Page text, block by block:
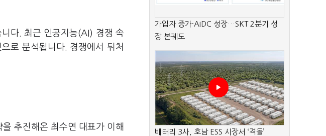
다. 최근 인공지능(AI) 경쟁 속
로 분석됩니다. 경쟁에서 뒤처
추진해온 최수연 대표가 이해
가입자 증가·AIDC 성장…SKT 2분기 성
장 본궤도
배터리 3사, 호남 ESS 시장서 ‘격돌’